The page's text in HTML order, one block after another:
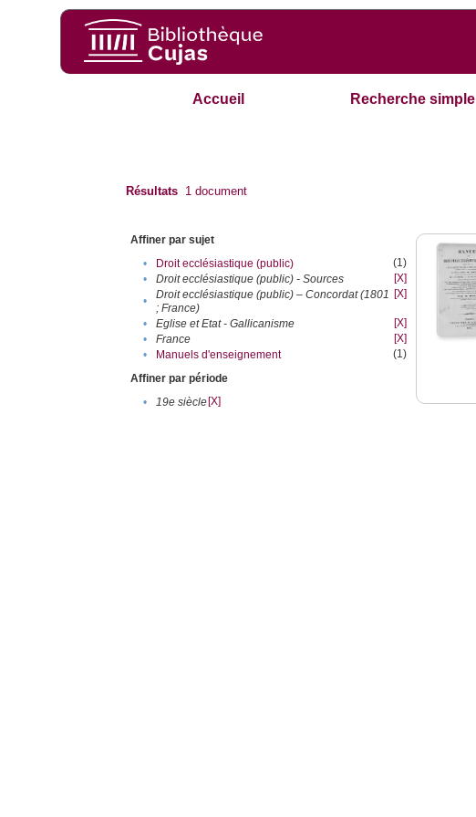
Accueil Recherche simple
Résultats 1 document
Affiner par sujet
•
Droit ecclésiastique (public)
(1)
•
Droit ecclésiastique (public) - Sources
[X]
•
Droit ecclésiastique (public) – Concordat (1801
; France)
[X]
• Eglise et Etat - Gallicanisme
[X]
•
France
[X]
•
Manuels d'enseignement
(1)
Affiner par période
•
19e siècle[X]